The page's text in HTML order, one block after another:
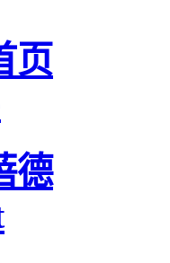
页
德